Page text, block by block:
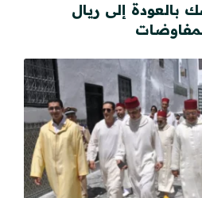
بالعودة إلى ريال